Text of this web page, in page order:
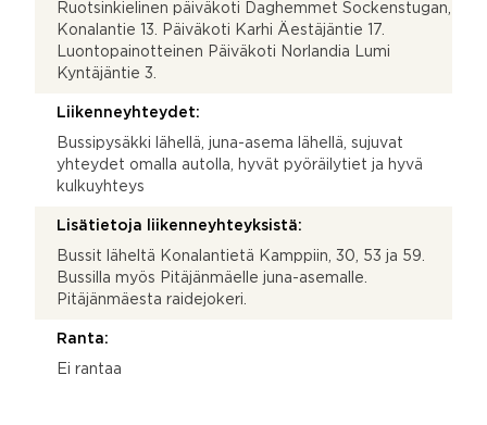
Ruotsinkielinen päiväkoti Daghemmet Sockenstugan,
Konalantie 13. Päiväkoti Karhi Äestäjäntie 17.
Luontopainotteinen Päiväkoti Norlandia Lumi
Kyntäjäntie 3.
Liikenneyhteydet:
Bussipysäkki lähellä, juna-asema lähellä, sujuvat
yhteydet omalla autolla, hyvät pyöräilytiet ja hyvä
kulkuyhteys
Lisätietoja liikenneyhteyksistä:
Bussit läheltä Konalantietä Kamppiin, 30, 53 ja 59.
Bussilla myös Pitäjänmäelle juna-asemalle.
Pitäjänmäesta raidejokeri.
Ranta:
Ei rantaa